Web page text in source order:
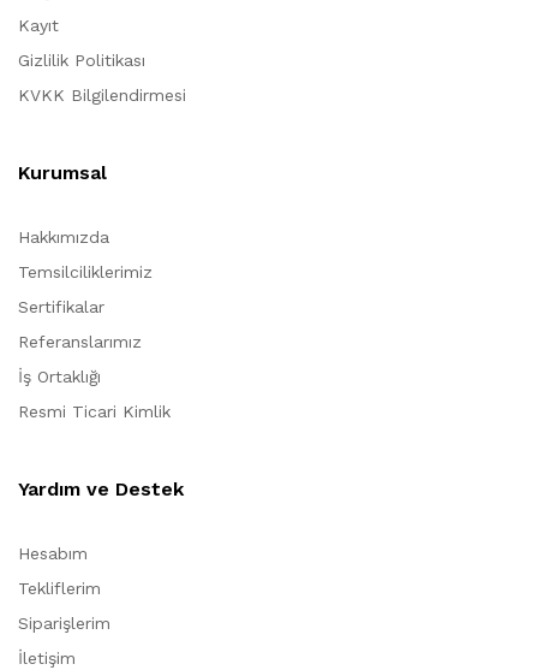
Kayıt
Gizlilik Politikası
KVKK Bilgilendirmesi
Kurumsal
Hakkımızda
Temsilciliklerimiz
Sertifikalar
Referanslarımız
İş Ortaklığı
Resmi Ticari Kimlik
Yardım ve Destek
Hesabım
Tekliflerim
Siparişlerim
İletişim